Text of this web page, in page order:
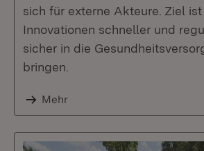
sich für externe Akteure. Ziel ist
Innovationen schneller und
sicher in die
bringen.
Mehr